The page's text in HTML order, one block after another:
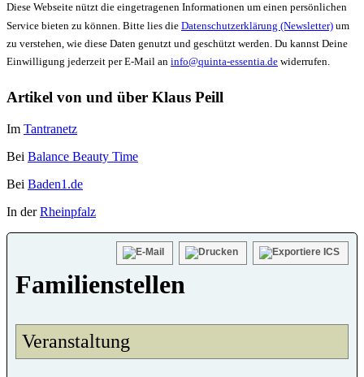
Diese Webseite nützt die eingetragenen Informationen um einen persönlichen
Service bieten zu können. Bitte lies die Datenschutzerklärung (Newsletter) um
zu verstehen, wie diese Daten genutzt und geschützt werden. Du kannst Deine
Einwilligung jederzeit per E-Mail an info@quinta-essentia.de widerrufen.
Artikel von und über Klaus Peill
Im Tantranetz
Bei Balance Beauty Time
Bei Baden1.de
In derRheinpfalz
Familienstellen
Veranstaltung